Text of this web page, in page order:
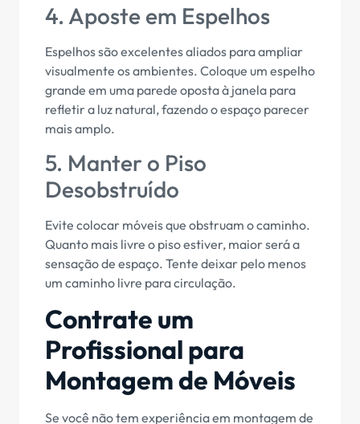
4. Aposte em Espelhos
Espelhos são excelentes aliados para ampliar
visualmente os ambientes. Coloque um espelho
grande em uma parede oposta à janela para
refletir a luz natural, fazendo o espaço parecer
mais amplo.
5. Manter o Piso
Desobstruído
Evite colocar móveis que obstruam o caminho.
Quanto mais livre o piso estiver, maior será a
sensação de espaço. Tente deixar pelo menos
um caminho livre para circulação.
Contrate um
Profissional para
Montagem de Móveis
Se você não tem experiência em montagem de